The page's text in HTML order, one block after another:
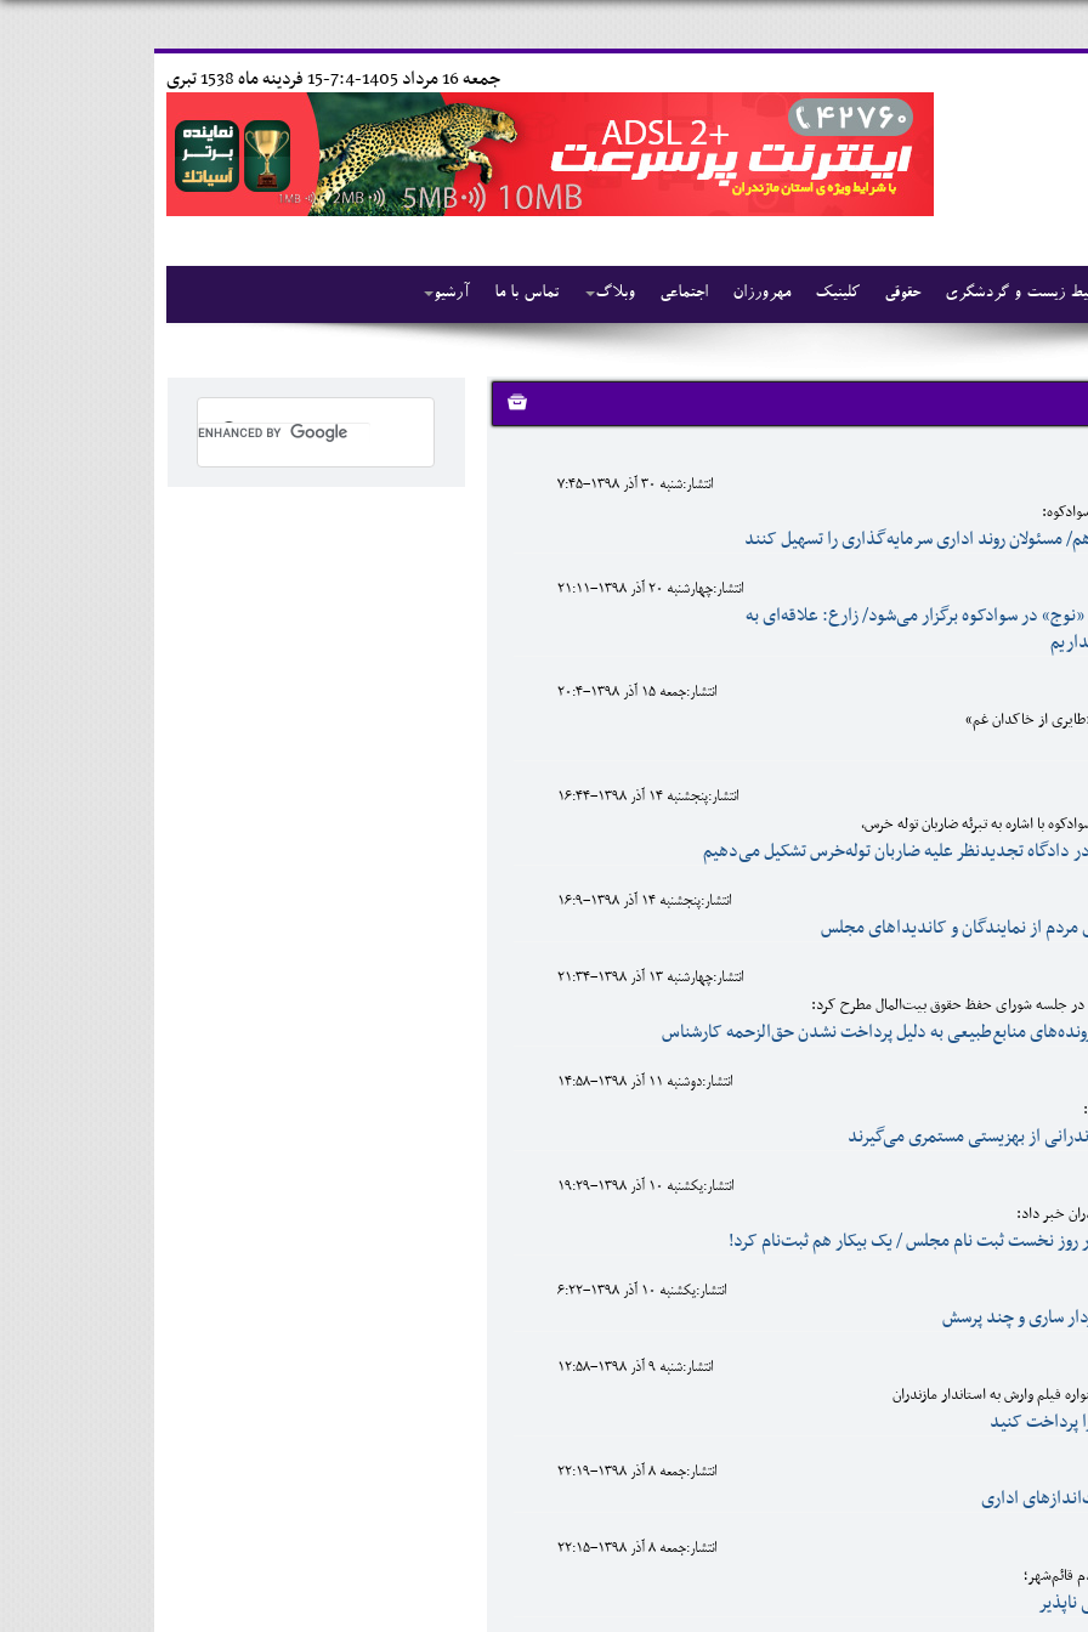
15 فردينه ماه 1538 تبری جمعه 16 مرداد 1405-7:4-
آرشیو تماس با ما وبلاگ اجتماعی مهرورزان کلینیک حقوقی زیست و گردشگری
انتشار:شنبه 30 آذر 1398-7:45
مسئولان روند اداری سرمایه‌گذاری را تسهیل کنند
انتشار:چهارشنبه 20 آذر 1398-21:11
در سوادکوه برگزار می‌شود/ زارع: علاقه‌ای به
انتشار:جمعه 15 آذر 1398-20:4
از خاکدان غم»
انتشار:پنجشنبه 14 آذر 1398-16:44
با اشاره به تبرئه ضاربان توله خرس،
دادگاه تجدیدنظر علیه ضاربان توله‌خرس تشکیل می‌دهیم
انتشار:پنجشنبه 14 آذر 1398-16:9
از نمایندگان و کاندیداهای مجلس
انتشار:چهارشنبه 13 آذر 1398-21:34
در جلسه شورای حفظ حقوق بیت‌المال مطرح کرد:
منابع‌طبیعی به دلیل پرداخت نشدن حق‌الزحمه کارشناس
انتشار:دوشنبه 11 آذر 1398-14:58
انتشار:يکشنبه 10 آذر 1398-19:29
خبر داد:
انتشار:يکشنبه 10 آذر 1398-6:22
ساری و چند پرسش
انتشار:شنبه 9 آذر 1398-12:58
فیلم وارش به استاندار مازندران
پرداخت کنید
انتشار:جمعه 8 آذر 1398-22:19
اداری
انتشار:جمعه 8 آذر 1398-22:15
قائم‌شهر؛